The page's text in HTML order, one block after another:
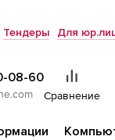
Тендеры Для
08-60
Сравнение